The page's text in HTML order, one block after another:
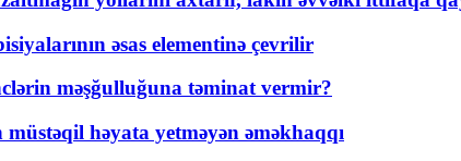
əsas elementinə çevrilir
məşğulluğuna təminat vermir?
həyata yetməyən əməkhaqqı